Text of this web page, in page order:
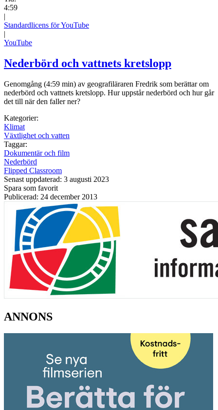
4:59
|
Standardlicens för YouTube
|
YouTube
Nederbörd och vattnets kretslopp
Genomgång (4:59 min) av geografiläraren Fredrik som berättar om
nederbörd och vattnets kretslopp. Hur uppstår nederbörd och hur går
det till när den faller ner?
Kategorier:
Klimat
Växtlighet och vatten
Taggar:
Dokumentär och film
Nederbörd
Flipped Classroom
Senast uppdaterad: 3 augusti 2023
Spara som favorit
Publicerad: 24 december 2013
ANNONS